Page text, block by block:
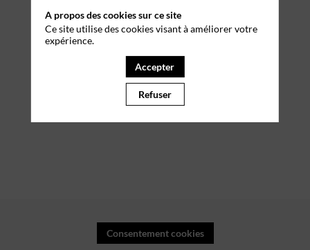
Consentement cookies
A propos des cookies sur ce site
Ce site utilise des cookies visant à améliorer votre
expérience.
Accepter
Refuser